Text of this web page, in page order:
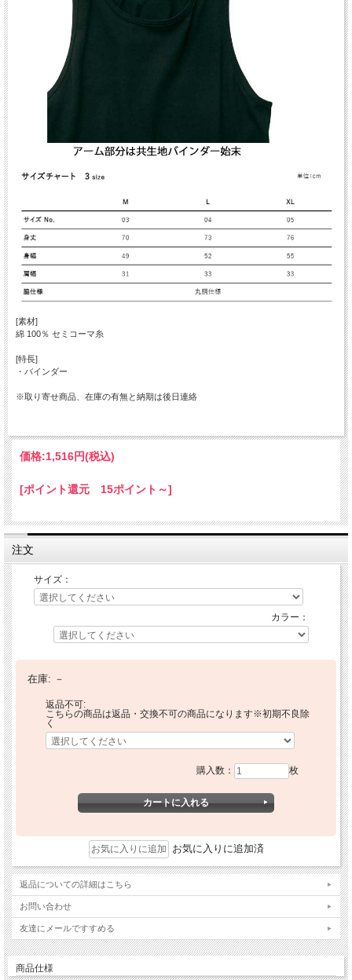
[素材]
綿 100％ セミコーマ糸
[特長]
・バインダー
※取り寄せ商品、在庫の有無と納期は後日連絡
価格:1,516円(税込)
[ポイント還元 15ポイント～]
注文
サイズ：
カラー：
在庫: －
返品不可:
こちらの商品は返品・交換不可の商品になります※初期不良除
く
購入数： 枚
お気に入りに追加済
返品についての詳細はこちら
お問い合わせ
友達にメールですすめる
商品仕様